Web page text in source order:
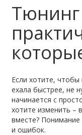
Тюнинг
Если хотите,
ехала быстрее, не
начинается с
хотите изменить –
вместе?
и ошибок.